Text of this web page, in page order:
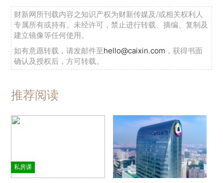
财新网所刊载内容之知识产权为财新传媒及/或相关权利人
专属所有或持有。未经许可，禁止进行转载、摘编、复制及
建立镜像等任何使用。
如有意愿转载，请发邮件至hello@caixin.com ，获得书面
确认及授权后，方可转载。
推荐阅读
私房课